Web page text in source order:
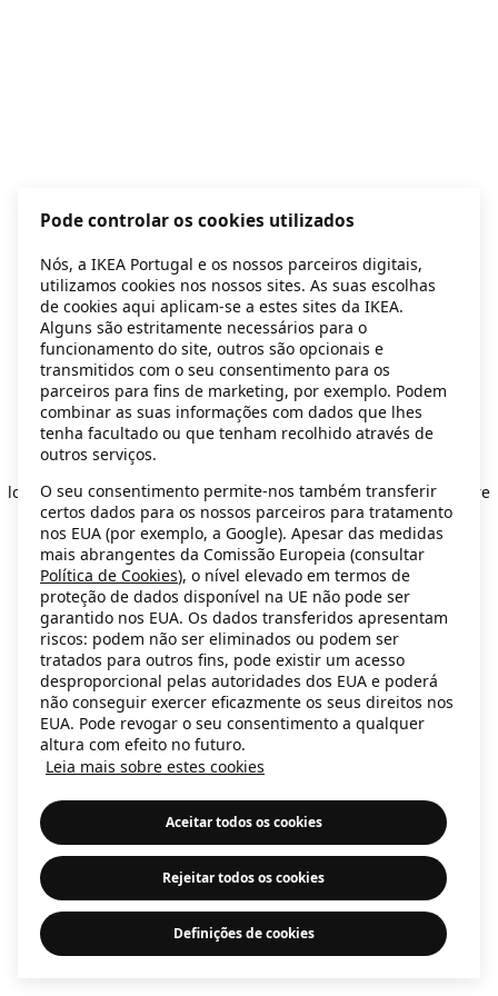
Application error: a client-side exception has occurred
loadingsecondhand.ikea.com (see the browser console for more
information).
Pode controlar os cookies utilizados
Nós, a IKEA Portugal e os nossos parceiros digitais,
utilizamos cookies nos nossos sites. As suas escolhas
de cookies aqui aplicam-se a estes sites da IKEA.
Alguns são estritamente necessários para o
funcionamento do site, outros são opcionais e
transmitidos com o seu consentimento para os
parceiros para fins de marketing, por exemplo. Podem
combinar as suas informações com dados que lhes
tenha facultado ou que tenham recolhido através de
outros serviços.
O seu consentimento permite-nos também transferir
certos dados para os nossos parceiros para tratamento
nos EUA (por exemplo, a Google). Apesar das medidas
mais abrangentes da Comissão Europeia (consultar
Política de Cookies), o nível elevado em termos de
proteção de dados disponível na UE não pode ser
garantido nos EUA. Os dados transferidos apresentam
riscos: podem não ser eliminados ou podem ser
tratados para outros fins, pode existir um acesso
desproporcional pelas autoridades dos EUA e poderá
não conseguir exercer eficazmente os seus direitos nos
EUA. Pode revogar o seu consentimento a qualquer
altura com efeito no futuro.
Leia mais sobre estes cookies
Aceitar todos os cookies
Rejeitar todos os cookies
Definições de cookies